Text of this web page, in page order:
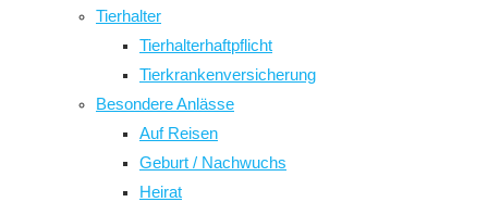
Tierhalter
Tierhalterhaftpflicht
Tierkrankenversicherung
Besondere Anlässe
Auf Reisen
Geburt / Nachwuchs
Heirat